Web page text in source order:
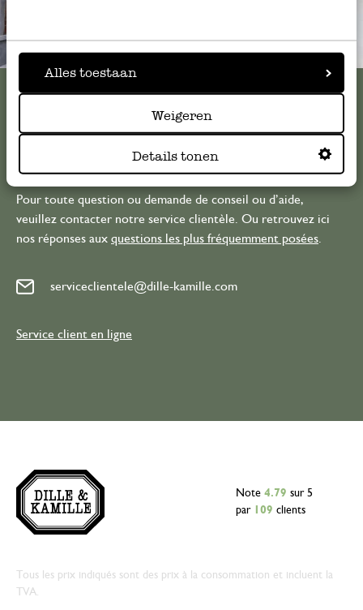
Alles toestaan
Weigeren
Details tonen
Toujours à proximité
Service clientèle
Pour toute question ou demande de conseil ou d’aide,
veuillez contacter notre service clientèle. Ou retrouvez ici
nos réponses aux questions les plus fréquemment posées
serviceclientele@dille-kamille.com
Service client en ligne
Note 4.79 sur 5
par
109 clients
Tous les prix indiqués sont des prix à la consommation et incluent la
TVA.